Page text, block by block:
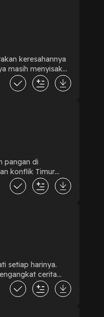
pascabencana dan
pemerintah
pangan di
simak
setiap harinya.
cerita
aktivitas, tapi
beban ganda
saja tantangan